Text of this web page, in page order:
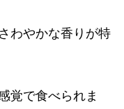
わやかな香りが特
覚で食べられま